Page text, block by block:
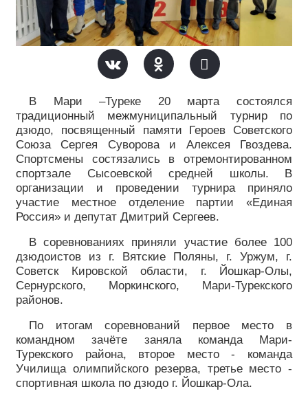
В Мари –Туреке 20 марта состоялся
традиционный межмуниципальный турнир по
дзюдо, посвященный памяти Героев Советского
Союза Сергея Суворова и Алексея Гвоздева.
Спортсмены состязались в отремонтированном
спортзале Сысоевской средней школы. В
организации и проведении турнира приняло
участие местное отделение партии «Единая
Россия» и депутат Дмитрий Сергеев.
В соревнованиях приняли участие более 100
дзюдоистов из г. Вятские Поляны, г. Уржум, г.
Советск Кировской области, г. Йошкар-Олы,
Сернурского, Моркинского, Мари-Турекского
районов.
По итогам соревнований первое место в
командном зачёте заняла команда Мари-
Турекского района, второе место - команда
Училища олимпийского резерва, третье место -
спортивная школа по дзюдо г. Йошкар-Ола.